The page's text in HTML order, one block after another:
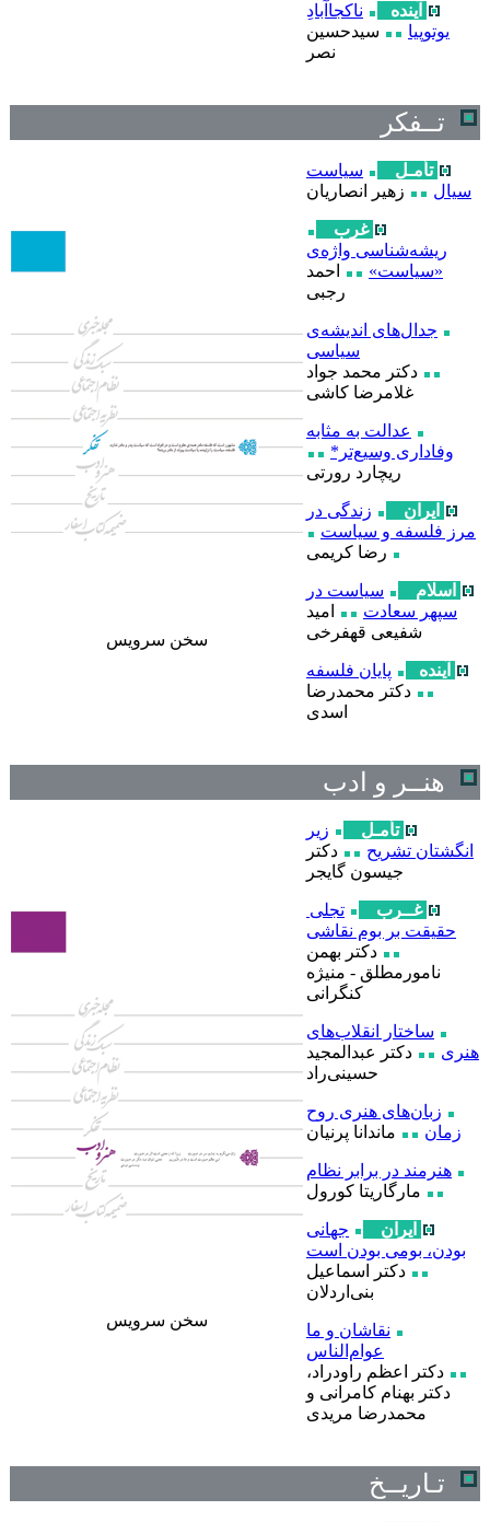
آینده
ناکجاآبادِ
یوتوپیا
سیدحسین
نصر
تــفکر
تأمـل
سیاست
سیال
زهیر انصاریان
غرب
ریشه‌شناسی واژه‌ی
«سیاست»
احمد
رجبی
جدال‌های اندیشه‌ی
سیاسی
دکتر محمد جواد
غلامرضا کاشی
عدالت به مثابه
وفاداری وسیع‌تر*
ریچارد رورتی
ایران
زندگی در
مرز فلسفه و سیاست
رضا کریمی
اسلام
سیاست در
سپهر سعادت
امید
شفیعی قهفرخی
آینده
پایان فلسفه
دکتر محمدرضا
اسدی
سخن سرويس
هنــر و ادب
تأمـل
زیر
انگشتان تشریح
دکتر
جیسون گایجر
غــرب
تجلی
حقیقت بر بوم نقاشی
دکتر بهمن
نامورمطلق - منیژه
کنگرانی
ساختار انقلاب‌های
هنری
دکتر عبدالمجید
حسینی‌راد
زبان‌های هنری روح
زمان
ماندانا پرنیان
هنرمند در برابر نظام
مارگاریتا کورول
ایران
جهانی
بودن، بومی بودن است
دکتر اسماعیل
بنی‌اردلان
نقاشان و ما
عوام‌الناس
دکتر اعظم راودراد،
دکتر بهنام کامرانی و
محمدرضا مریدی
سخن سرويس
تـاریــخ